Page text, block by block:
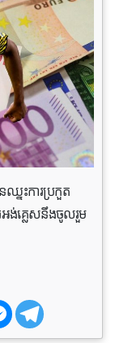
នះការប្រកួត
ង់គ្លេសនឹងចូលរួម